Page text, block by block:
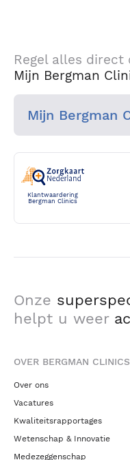
Regel alles direct
Mijn Bergman
Mijn Bergman
Klantwaardering
Bergman Clinics
Onze
helpt u weer
OVER BERGMAN CLINICS
Over ons
Vacatures
Kwaliteitsrapportages
Wetenschap & Innovatie
Medezeggenschap